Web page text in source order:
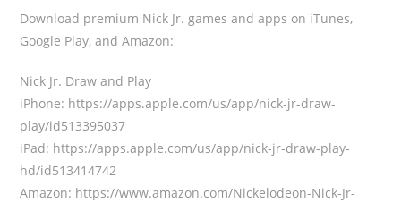
Download premium Nick Jr. games and apps on iTunes,
Google Play, and Amazon:
Nick Jr. Draw and Play
iPhone: https://apps.apple.com/us/app/nick-jr-draw-
play/id513395037
iPad: https://apps.apple.com/us/app/nick-jr-draw-play-
hd/id513414742
Amazon: https://www.amazon.com/Nickelodeon-Nick-Jr-